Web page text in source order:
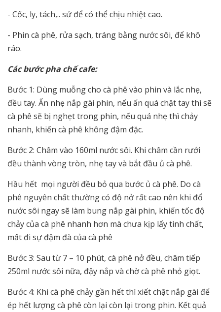
- Cốc, ly, tách,.. sứ để có thể chịu nhiệt cao.
- Phin cà phê, rửa sạch, tráng bằng nước sôi, để khô
ráo.
Các bước pha chế cafe:
Bước 1: Dùng muỗng cho cà phê vào phin và lắc nhẹ,
đều tay. Ấn nhẹ nắp gài phin, nếu ấn quá chặt tay thì sẽ
cà phê sẽ bị nghẹt trong phin, nếu quá nhẹ thì chảy
nhanh, khiến cà phê không đậm đặc.
Bước 2: Châm vào 160ml nước sôi. Khi châm cần rưới
đều thành vòng tròn, nhẹ tay và bắt đầu ủ cà phê.
Hầu hết mọi người đều bỏ qua bước ủ cà phê. Do cà
phê nguyên chất thường có độ nở rất cao nên khi đổ
nước sôi ngay sẽ làm bung nắp gài phin, khiến tốc độ
chảy của cà phê nhanh hơn mà chưa kịp lấy tinh chất,
mất đi sự đậm đà của cà phê
Bước 3: Sau từ 7 – 10 phút, cà phê nở đều, châm tiếp
250ml nước sôi nữa, đậy nắp và chờ cà phê nhỏ giọt.
Bước 4: Khi cà phê chảy gần hết thì xiết chặt nắp gài để
ép hết lượng cà phê còn lại còn lại trong phin. Kết quả